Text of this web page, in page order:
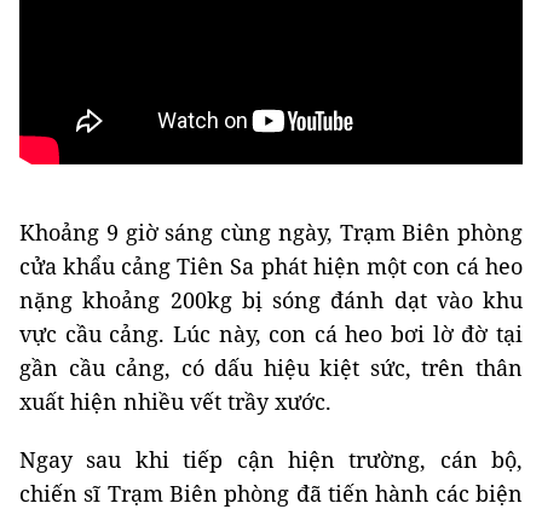
Khoảng 9 giờ sáng cùng ngày, Trạm Biên phòng
cửa khẩu cảng Tiên Sa phát hiện một con cá heo
nặng khoảng 200kg bị sóng đánh dạt vào khu
vực cầu cảng. Lúc này, con cá heo bơi lờ đờ tại
gần cầu cảng, có dấu hiệu kiệt sức, trên thân
xuất hiện nhiều vết trầy xước.
Ngay sau khi tiếp cận hiện trường, cán bộ,
chiến sĩ Trạm Biên phòng đã tiến hành các biện